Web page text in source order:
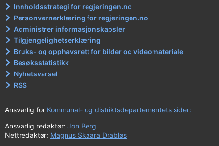
Innholdsstrategi for regjeringen.no
Personvernerklæring for regjeringen.no
Administrer informasjonskapsler
Tilgjengelighetserklæring
Bruks- og opphavsrett for bilder og videomateriale
Besøksstatistikk
Nyhetsvarsel
RSS
Ansvarlig for Kommunal- og distriktsdepartementets sider:
Ansvarlig redaktør: Jon Berg
Nettredaktør: Magnus Skaara Drabløs